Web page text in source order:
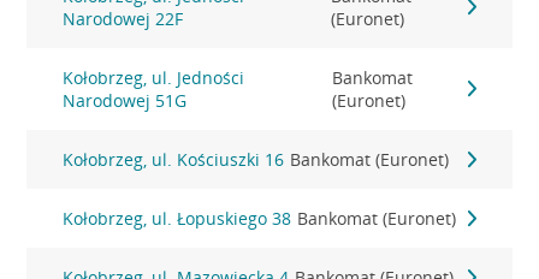
Narodowej 22F
(Euronet)
Kołobrzeg, ul. Jedności
Narodowej 51G
Bankomat
(Euronet)
Kołobrzeg, ul. Kościuszki 16 Bankomat (Euronet)
Kołobrzeg, ul. Łopuskiego 38 Bankomat (Euronet)